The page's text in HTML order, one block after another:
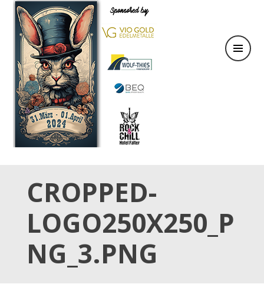
OSTER TATTOO WEEKEND
31.März & 01. April 2024
CROPPED-
LOGO250X250_P
NG_3.PNG